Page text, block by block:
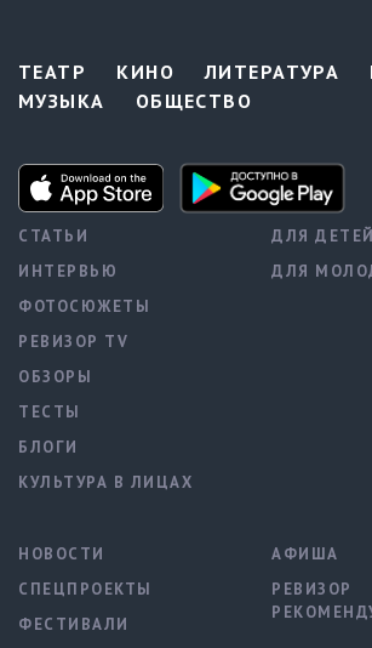
ТЕАТР КИНО ЛИТЕРАТУРА
МУЗЫКА
ОБЩЕСТВО
СТАТЬИ
ИНТЕРВЬЮ
ФОТОСЮЖЕТЫ
РЕВИЗОР TV
ОБЗОРЫ
ТЕСТЫ
БЛОГИ
КУЛЬТУРА В ЛИЦАХ
ДЛЯ ДЕТЕЙ
ДЛЯ
НОВОСТИ
СПЕЦПРОЕКТЫ
ФЕСТИВАЛИ
АФИША
РЕВИЗОР